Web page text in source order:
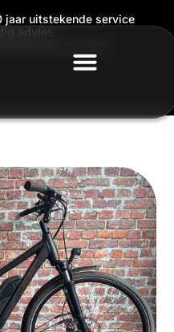
jaar uitstekende service
advies